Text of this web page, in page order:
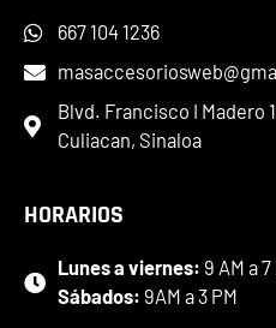
667 104 1236
Blvd. Francisco I Madero
Culiacan, Sinaloa
HORARIOS
Lunes a viernes: 9 AM a 7
Sábados: 9AM a 3 PM